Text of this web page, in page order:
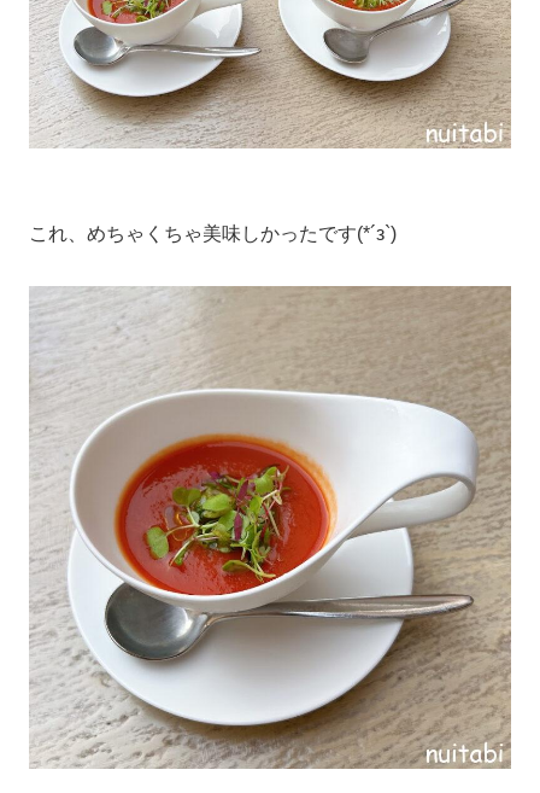
これ、めちゃくちゃ美味しかったです(*´з`)